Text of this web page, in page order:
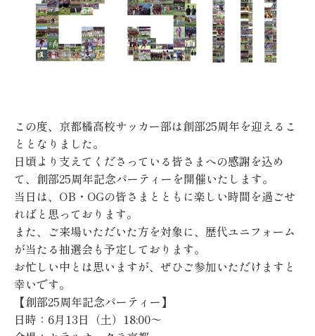
この度、京都橘高校サッカー部は創部25周年を迎えるこ
ととなりました。
日頃より支えてくださっている皆さまへの感謝を込め
て、創部25周年記念パーティーを開催いたします。
当日は、OB・OGの皆さまとともに楽しい時間を過ごせ
ればと思っております。
また、ご来場いただいた方を対象に、歴代ユニフォーム
が当たる抽選会も予定しております。
お忙しい中とは思いますが、ぜひご参加いただけますと
幸いです。
【創部25周年記念パーティー】
日時：6月13日（土）18:00〜